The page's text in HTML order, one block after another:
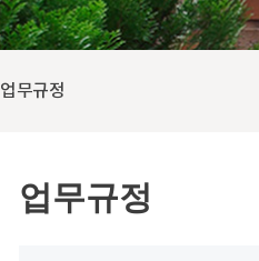
업무규정
업무규정